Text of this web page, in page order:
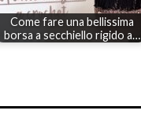
Come fare una bellissima
borsa a secchiello rigido a…